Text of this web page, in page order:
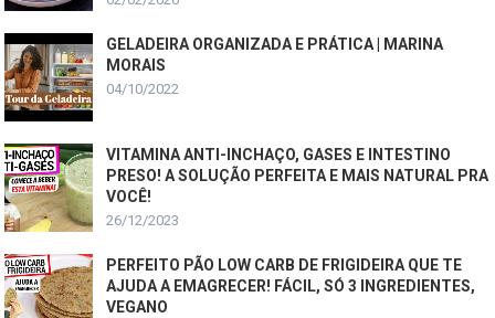
GELADEIRA ORGANIZADA E PRÁTICA | MARINA
MORAIS
04/10/2022
VITAMINA ANTI-INCHAÇO, GASES E INTESTINO
PRESO! A SOLUÇÃO PERFEITA E MAIS NATURAL PRA
VOCÊ!
26/12/2023
PERFEITO PÃO LOW CARB DE FRIGIDEIRA QUE TE
AJUDA A EMAGRECER! FÁCIL, SÓ 3 INGREDIENTES,
VEGANO